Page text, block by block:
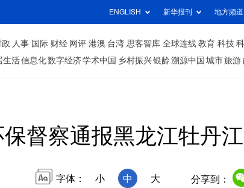
ENGLISH 新华报刊 地方频道
政 人事 国际 财经 网评 港澳 台湾 思客智库 全球连线 教育 科技
生活信息化数字经济学术中国 乡村振兴银龄溯源中国 城市旅游
督察通报黑龙江牡丹
字体： 小 中 大 分享到：